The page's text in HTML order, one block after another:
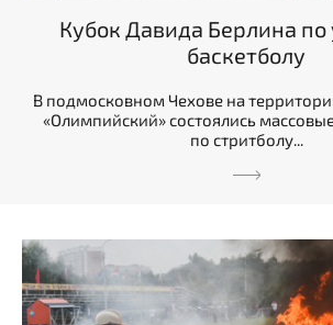
Кубок Давида Берлина
баскетболу
В подмосковном Чехове на
«Олимпийский» состоялись
по стритболу...